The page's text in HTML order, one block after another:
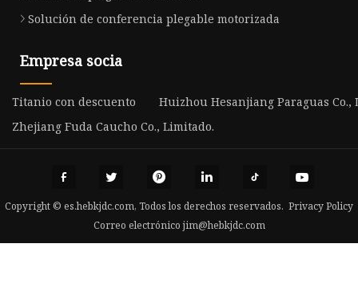
Solución de conferencia plegable motorizada
Empresa socia
Titanio con descuento
Huizhou Hesanjiang Paraguas Co.,
Zhejiang Fuda Caucho Co., Limitado.
Copyright © es.hebkjdc.com, Todos los derechos reservados. Privacy Policy
Correo electrónicojim@hebkjdc.com